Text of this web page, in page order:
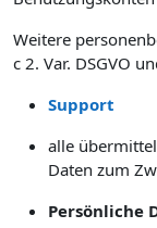
Weitere
c 2. Var. DSGVO
Support
alle
Daten zum
Persönliche